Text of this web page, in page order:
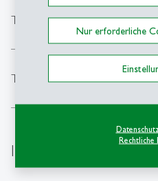
Nur erforderliche
Rechtliche
Tauchen
Tennis
Individuelle Angebote